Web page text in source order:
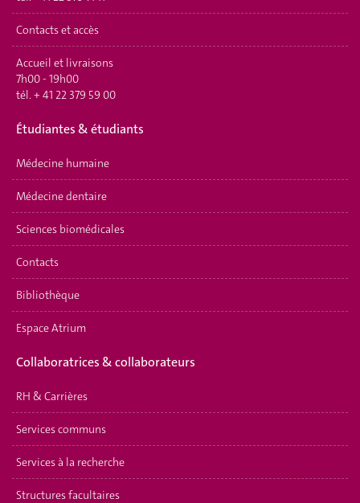
Contacts et accès
Accueil et livraisons
7h00 - 19h00
tél. + 41 22 379 59 00
Étudiantes & étudiants
Médecine humaine
Médecine dentaire
Sciences biomédicales
Contacts
Bibliothèque
Espace Atrium
Collaboratrices & collaborateurs
RH & Carrières
Services communs
Services à la recherche
Structures facultaires